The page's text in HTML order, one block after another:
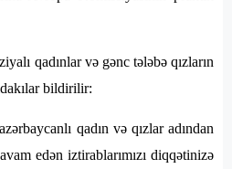
qadınlar və gənc tələbə qızların
bildirilir:
qadın və qızlar adından
edən iztirablarımızı diqqətinizə